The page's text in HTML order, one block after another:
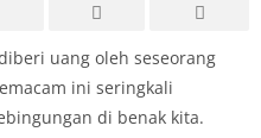
uang oleh seseorang
ini seringkali
di benak kita.